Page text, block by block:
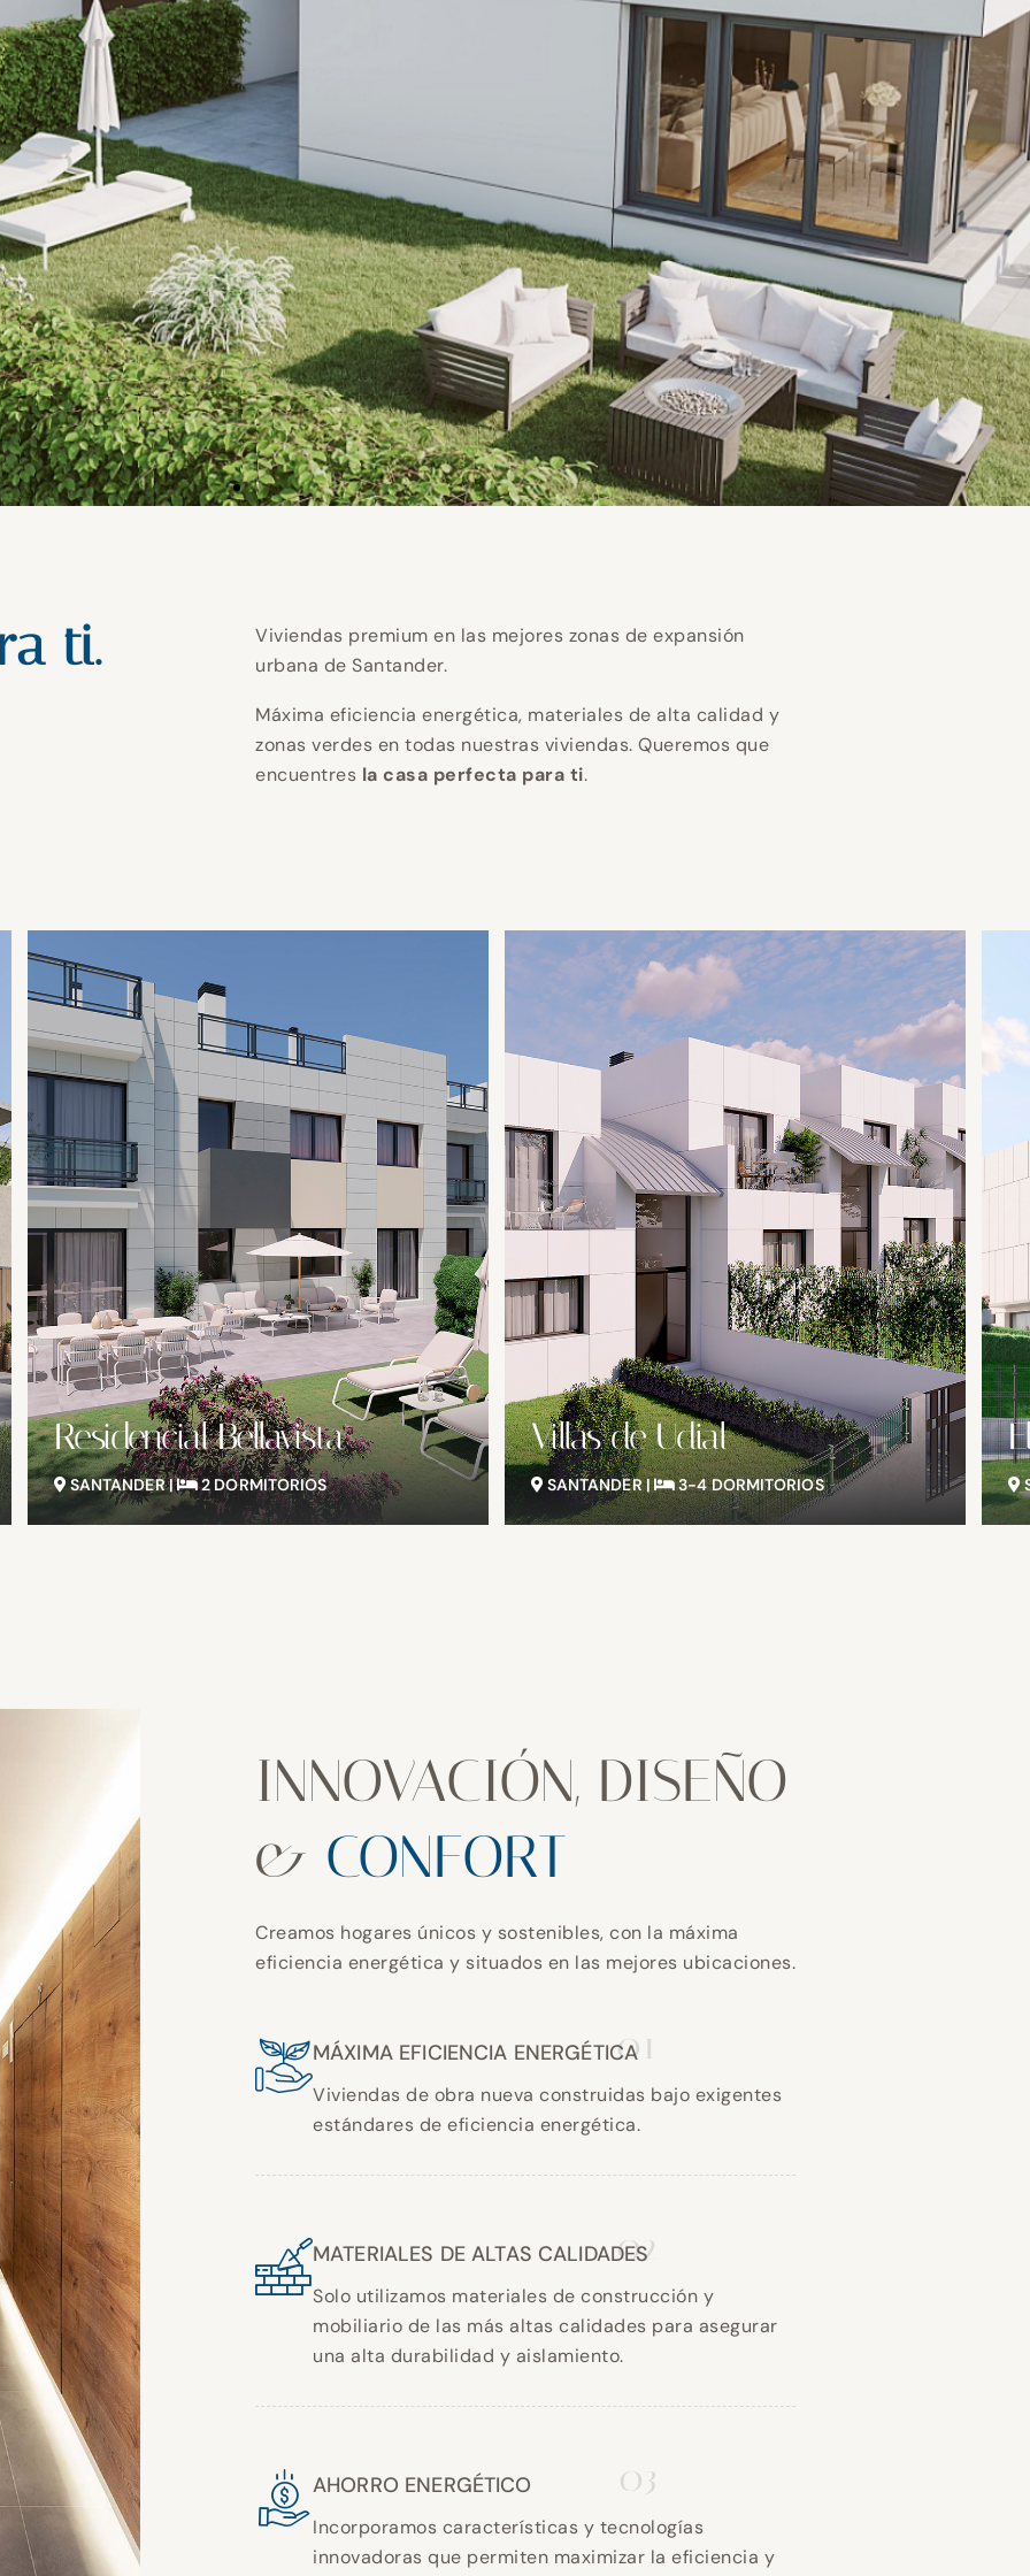
tu hogar en
calidad y eficiencia
para un mejor
tu hogar en
calidad y eficiencia
para un mejor
tu hogar en
calidad y eficiencia
para un mejor
ti.
Viviendas premium en las mejores zonas de expansión
urbana de Santander.
Máxima eficiencia energética, materiales de alta calidad y
zonas verdes en todas nuestras viviendas. Queremos que
encuentres la casa perfecta para ti.
Villas de Udial
SANTANDER | 3-4 DORMITORIOS
El Tejo
SANTANDER | 2-3-4 DORMITORIOS
INNOVACIÓN, DISEÑO
& CONFORT
Creamos hogares únicos y sostenibles, con la máxima
eficiencia energética y situados en las mejores ubicaciones.
01
MÁXIMA EFICIENCIA ENERGÉTICA
Viviendas de obra nueva construidas bajo exigentes
estándares de eficiencia energética.
02
MATERIALES DE ALTAS CALIDADES
Solo utilizamos materiales de construcción y
mobiliario de las más altas calidades para asegurar
una alta durabilidad y aislamiento.
03
AHORRO ENERGÉTICO
Incorporamos características y tecnologías
innovadoras que permiten maximizar la eficiencia y